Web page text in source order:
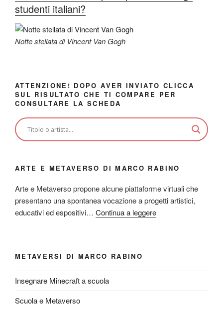
studenti italiani?
Notte stellata di Vincent Van Gogh
ATTENZIONE! DOPO AVER INVIATO CLICCA
SUL RISULTATO CHE TI COMPARE PER
CONSULTARE LA SCHEDA
ARTE E METAVERSO DI MARCO RABINO
Arte e Metaverso propone alcune piattaforme virtuali che
presentano una spontanea vocazione a progetti artistici,
educativi ed espositivi… Continua a leggere
METAVERSI DI MARCO RABINO
Insegnare Minecraft a scuola
Scuola e Metaverso